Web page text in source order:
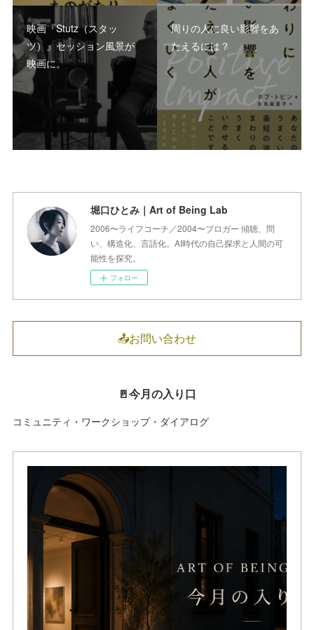
映画『Stutz（スタッ
ツ）』セッション風景が
映画に。
周りの人に良い影響をあ
たえるには？
堀口ひとみ｜Art of Being Lab
2006〜ライフコーチ／2004〜ブロガー 傾聴、問
い、構造化、言語化。AI時代の自己探求と人間の可
能性を探究。
フォロー
📤お問い合わせ
🚪今月の入り口
コミュニティ・ワークショップ・ダイアログ